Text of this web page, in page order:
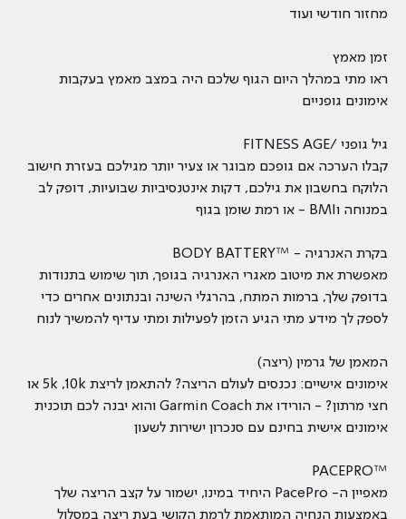
מחזור חודשי ועוד
זמן מאמץ
ראו מתי במהלך היום הגוף שלכם היה במצב מאמץ בעקבות
אימונים גופניים
גיל גופני /FITNESS AGE
קבלו הערכה אם גופכם מבוגר או צעיר יותר מגילכם בעזרת חישוב
הלוקח בחשבון את גילכם, דקות אינטנסיביות שבועיות, דופק לב
במנוחה וBMI - או רמת שומן בגוף
בקרת האנרגיה - ™BODY BATTERY
מאפשרת את מיטוב מאגרי האנרגיה בגופך, תוך שימוש בתנודות
בדופק שלך, ברמות המתח, בהרגלי השינה ובנתונים אחרים כדי
לספק לך מידע מתי הגיע הזמן לפעילות ומתי עדיף להמשיך לנוח
המאמן של גרמין (ריצה)
אימונים אישיים: נכנסים לעולם הריצה? להתאמן לריצת 5k ,10k או
חצי מרתון? - הורידו את Garmin Coach והוא יבנה לכם תוכנית
אימונים אישית בחינם עם סנכרון ישירות לשעון
™PACEPRO
מאפיין ה- PacePro היחיד במינו, ישמור על קצב הריצה שלך
באמצעות הנחיה המותאמת לרמת הקושי בעת ריצה במסלול